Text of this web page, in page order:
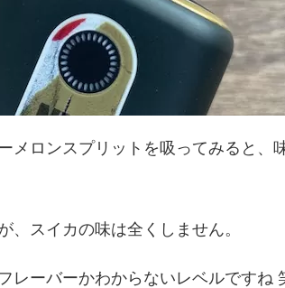
メロンスプリットを吸ってみると、
、スイカの味は全くしません。
レーバーかわからないレベルですね